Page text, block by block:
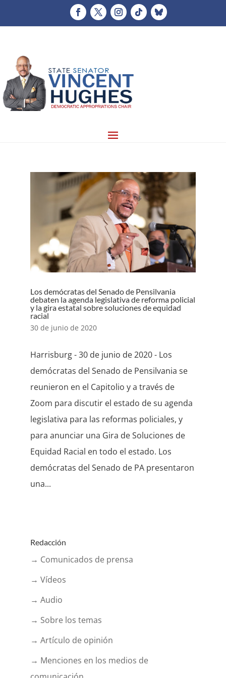
Los demócratas del Senado de Pensilvania
debaten la agenda legislativa de reforma policial
y la gira estatal sobre soluciones de equidad
racial
30 de junio de 2020
Harrisburg - 30 de junio de 2020 - Los
demócratas del Senado de Pensilvania se
reunieron en el Capitolio y a través de
Zoom para discutir el estado de su agenda
legislativa para las reformas policiales, y
para anunciar una Gira de Soluciones de
Equidad Racial en todo el estado. Los
demócratas del Senado de PA presentaron
una...
Redacción
→ Comunicados de prensa
→ Vídeos
→ Audio
→ Sobre los temas
→ Artículo de opinión
→ Menciones en los medios de